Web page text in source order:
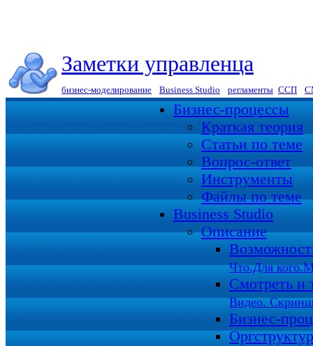
Заметки управленца
бизнес-моделирование Business Studio регламенты ССП
Бизнес-процессы
Краткая теория
Статьи по теме
Вопрос-ответ
Инструменты
Файлы по теме
Business Studio
Описание
Что.Для
Смотреть и
Видео.
Бизнес-